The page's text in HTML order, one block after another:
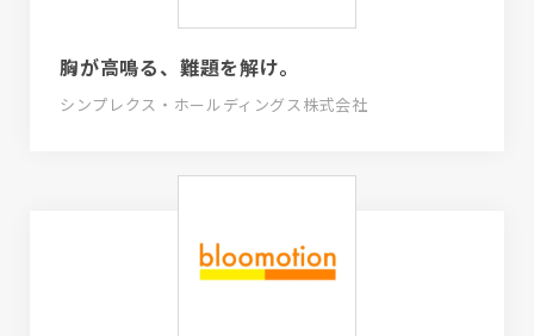
胸が高鳴る、難題を解け。
シンプレクス・ホールディングス株式会社